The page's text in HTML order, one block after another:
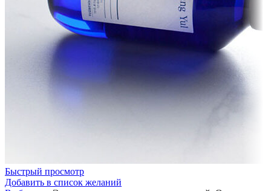
Быстрый просмотр
Добавить в список желаний